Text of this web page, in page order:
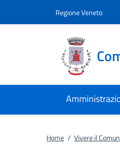
Regione Veneto
Home / Vivere il